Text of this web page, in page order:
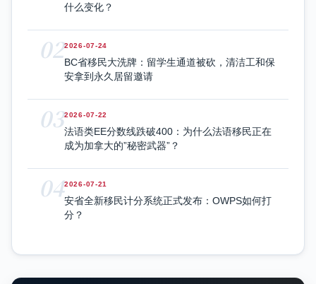
什么变化？
022026-07-24
BC省移民大洗牌：留学生通道被砍，清洁工和保
安拿到永久居留邀请
032026-07-22
法语类EE分数线跌破400：为什么法语移民正在
成为加拿大的”秘密武器”？
042026-07-21
安省全新移民计分系统正式发布：OWPS如何打
分？